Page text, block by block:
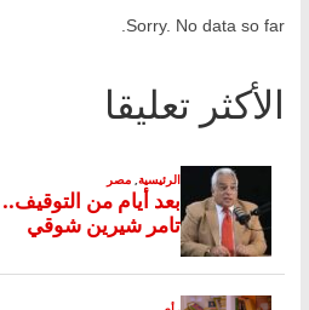
Sorry. No data so far.
الأكثر تعليقا